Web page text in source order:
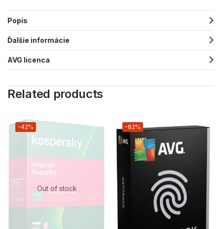
Popis
Ďalšie informácie
AVG licenca
Related products
Out of stock
-42% -62%